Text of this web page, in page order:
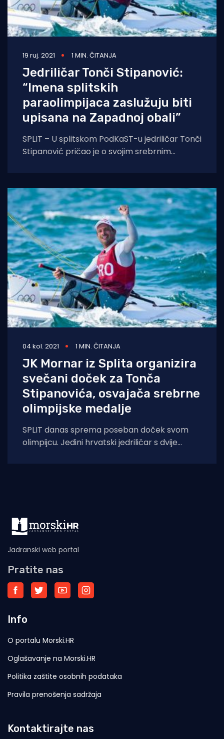
19 ruj. 2021 1 MIN. ČITANJA
Jedriličar Tonči Stipanović:
“Imena splitskih
paraolimpijaca zaslužuju biti
upisana na Zapadnoj obali”
SPLIT – U splitskom PodKaST-u jedriličar Tonči
Stipanović pričao je o svojim srebrnim
04 kol. 2021 1 MIN. ČITANJA
JK Mornar iz Splita organizira
svečani doček za Tonča
Stipanovića, osvajača srebrne
olimpijske medalje
SPLIT danas sprema poseban doček svom
olimpijcu. Jedini hrvatski jedriličar s dvije
Jadranski web portal
Pratite nas
Info
O portalu Morski.HR
Oglašavanje na Morski.HR
Politika zaštite osobnih podataka
Pravila prenošenja sadržaja
Kontaktirajte nas